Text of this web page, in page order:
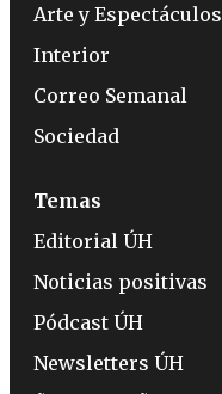
Arte y Espectáculos
Interior
Correo Semanal
Sociedad
Temas
Editorial ÚH
Noticias positivas
Pódcast ÚH
Newsletters ÚH